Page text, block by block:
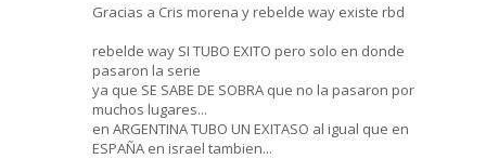
Gracias a Cris morena y rebelde way existe rbd
rebelde way SI TUBO EXITO pero solo en donde
pasaron la serie
ya que SE SABE DE SOBRA que no la pasaron por
muchos lugares...
en ARGENTINA TUBO UN EXITASO al igual que en
ESPAÑA en israel tambien...